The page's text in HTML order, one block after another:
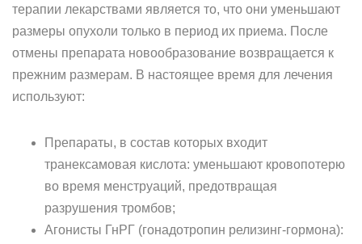
терапии лекарствами является то, что они уменьшают
размеры опухоли только в период их приема. После
отмены препарата новообразование возвращается к
прежним размерам. В настоящее время для лечения
используют:
Препараты, в состав которых входит
транексамовая кислота: уменьшают кровопотерю
во время менструаций, предотвращая
разрушения тромбов;
Агонисты ГнРГ (гонадотропин релизинг-гормона):